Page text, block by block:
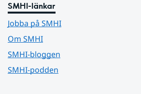
SMHI-länkar
Jobba på SMHI
Om SMHI
SMHI-bloggen
SMHI-podden